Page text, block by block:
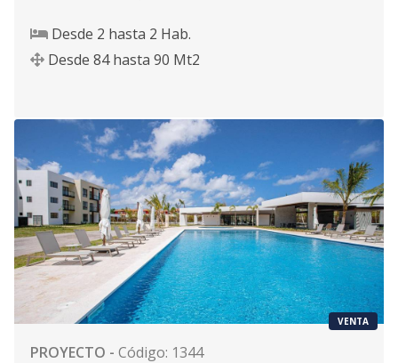
Desde 2 hasta 2 Hab.
Desde 84 hasta 90 Mt2
VENTA
PROYECTO - Código: 1344